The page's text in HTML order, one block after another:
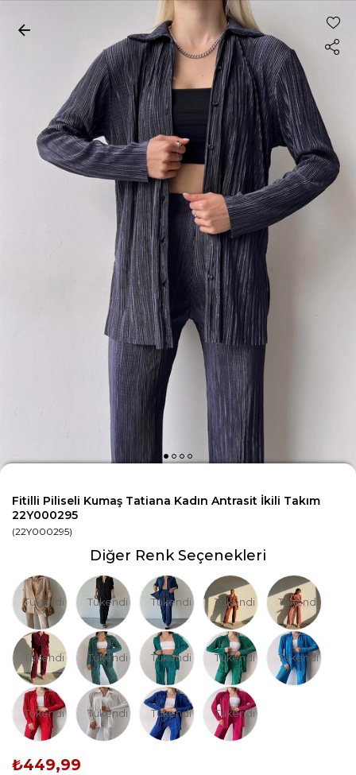
Fitilli Piliseli Kumaş Tatiana Kadın Antrasit İkili Takım
22Y000295
(22Y000295)
Diğer Renk Seçenekleri
Tükendi Tükendi Tükendi Tükendi Tükendi
Tükendi Tükendi Tükendi Tükendi Tükendi
Tükendi Tükendi Tükendi Tükendi
₺449,99